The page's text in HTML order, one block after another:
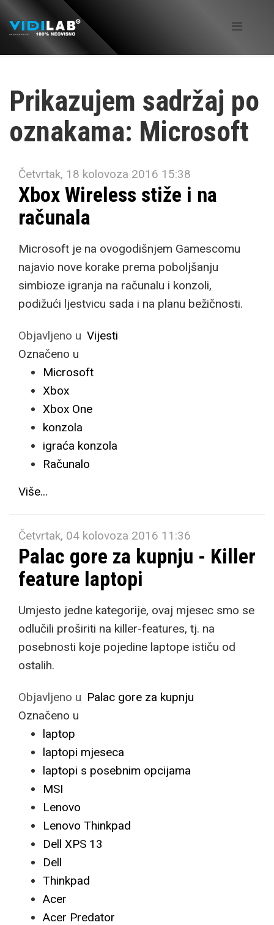
Prikazujem sadržaj po
oznakama: Microsoft
Četvrtak, 18 kolovoza 2016 15:38
Xbox Wireless stiže i na
računala
Microsoft je na ovogodišnjem Gamescomu
najavio nove korake prema poboljšanju
simbioze igranja na računalu i konzoli,
podižući ljestvicu sada i na planu bežičnosti.
Objavljeno u Vijesti
Označeno u
Microsoft
Xbox
Xbox One
konzola
igraća konzola
Računalo
Više...
Četvrtak, 04 kolovoza 2016 11:36
Palac gore za kupnju - Killer
feature laptopi
Umjesto jedne kategorije, ovaj mjesec smo se
odlučili proširiti na killer-features, tj. na
posebnosti koje pojedine laptope ističu od
ostalih.
Objavljeno u Palac gore za kupnju
Označeno u
laptop
laptopi mjeseca
laptopi s posebnim opcijama
MSI
Lenovo
Lenovo Thinkpad
Dell XPS 13
Dell
Thinkpad
Acer
Acer Predator